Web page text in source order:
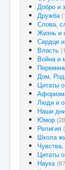
Добро и
Дружба
Слова,
Жизнь и
Сердце
Власть
Война и
Дом,
Цитаты
Люди и
Наши
Юмор
Религия
Школа
Цитаты
Наука